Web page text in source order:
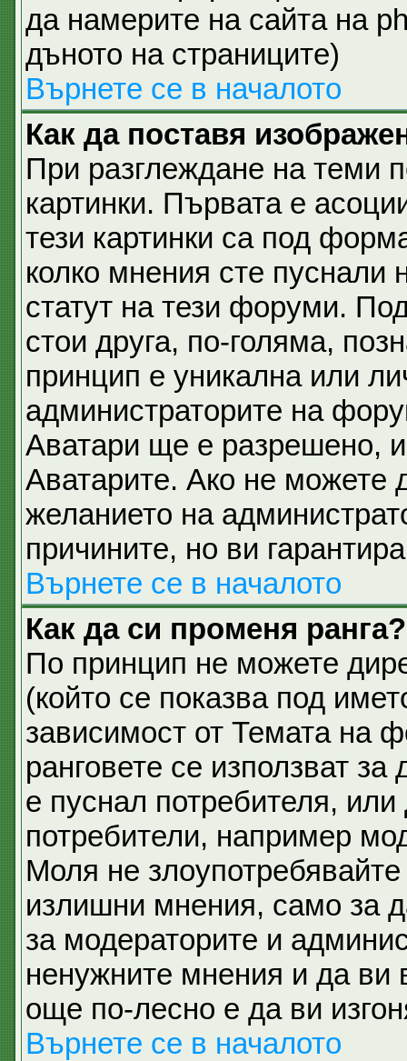
да намерите на сайта на
дъното на страниците)
Върнете се в началото
Как да поставя
При разглеждане на теми
картинки. Първата е
тези картинки са под
колко мнения сте
статут на тези форуми.
стои друга, по-голяма,
принцип е уникална или
администраторите на
Аватари ще е разрешено,
Аватарите. Ако не можете
желанието на
причините, но ви
Върнете се в началото
Как да си променя ранга?
По принцип не можете
(който се показва под
зависимост от Темата на
ранговете се използват
е пуснал потребителя,
потребители, например
Моля не
излишни мнения, само за
за модераторите и
ненужните мнения и да ви
още по-лесно е да ви
Върнете се в началото